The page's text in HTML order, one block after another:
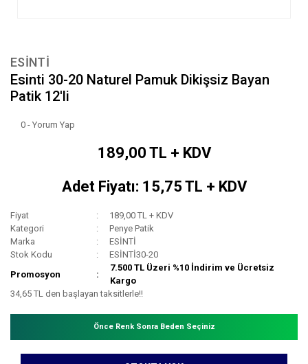
ESİNTİ
Esinti 30-20 Naturel Pamuk Dikişsiz Bayan
Patik 12'li
0 - Yorum Yap
189,00 TL + KDV
Adet Fiyatı: 15,75 TL + KDV
Fiyat
189,00 TL + KDV
Kategori
Penye Patik
Marka
ESİNTİ
Stok Kodu
ESİNTİ30-20
Promosyon
7.500 TL Üzeri %10 İndirim ve Ücretsiz
Kargo
34,65 TL den başlayan taksitlerle!!
Önce Renk Sonra Beden Seçiniz